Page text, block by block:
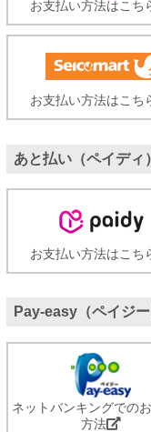
お支払い方法はこち
お支払い方法はこち
あと払い（ペイディ）
お支払い方法はこち
Pay-easy（ペイジ
ネットバンキングでの
方法